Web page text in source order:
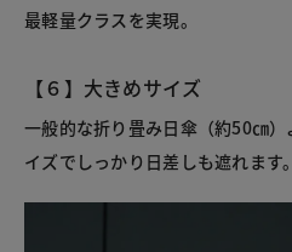
最軽量クラスを実現。
【６】大きめサイズ
一般的な折り畳み日傘（約50㎝
イズでしっかり日差しも遮れます。